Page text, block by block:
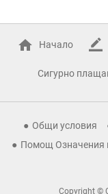
Начало
Сигурно
Общи условия
Помощ Означения
Copyright ©